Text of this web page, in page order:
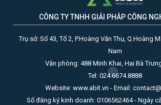
CÔNG TY TNHH GIẢI PHÁP CÔNG
Trụ sở: Số 43, Tổ 2, P.Hoàng Văn Thụ, Q.Hoàng
Nam
Văn phòng: 488 Minh Khai, Hai Bà
Tel: 024.6674.8888
Website: www.abit.vn - Email:
Số đăng ký kinh doanh: 0106562464 - Ngày